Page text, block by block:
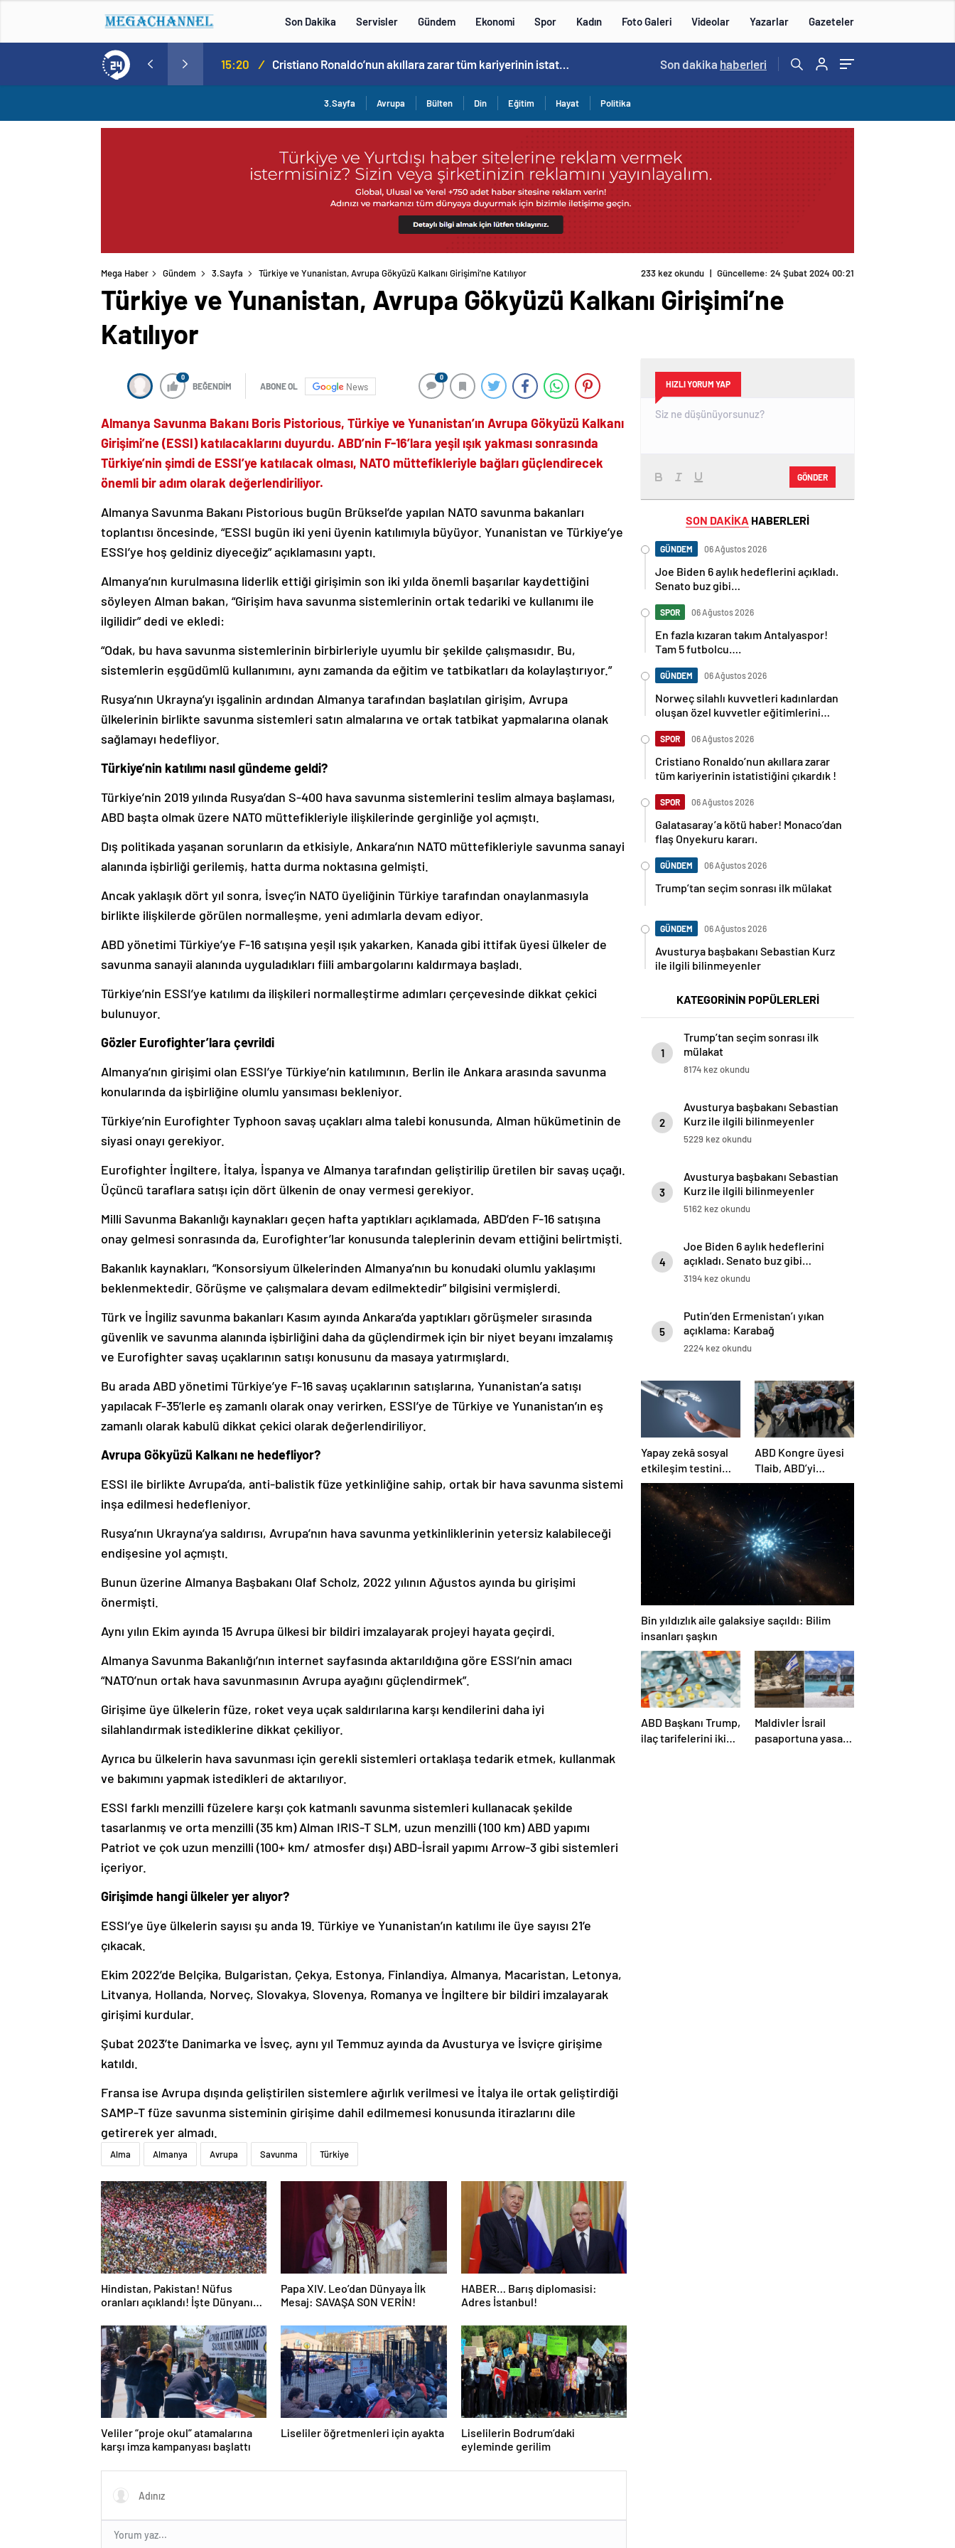
Son Dakika Servisler Gündem Ekonomi Spor Kadın Foto Galeri Videolar Yazarlar Gazeteler
Norweç silahlı kuvvetleri kadınlardan oluşan özel kuvvetler eğitimlerini başlattı. 15:20 / Cristiano Ronaldo’nun akıllara zarar tüm kariyerinin istatistiğini çıkardık ! 14:57 /
Son dakika haberleri
3.Sayfa Avrupa Bülten Din Eğitim Hayat Politika
Mega Haber Gündem 3.Sayfa Türkiye ve Yunanistan, Avrupa Gökyüzü Kalkanı Girişimi’ne Katılıyor 233 kez okundu | Güncelleme: 24 Şubat 2024 00:21
Türkiye ve Yunanistan, Avrupa Gökyüzü Kalkanı Girişimi’ne
Katılıyor
0
BEĞENDİM ABONE OL News
0
Almanya Savunma Bakanı Boris Pistorious, Türkiye ve Yunanistan’ın Avrupa Gökyüzü Kalkanı
Girişimi’ne (ESSI) katılacaklarını duyurdu. ABD’nin F-16’lara yeşil ışık yakması sonrasında
Türkiye’nin şimdi de ESSI’ye katılacak olması, NATO müttefikleriyle bağları güçlendirecek
önemli bir adım olarak değerlendiriliyor.
Almanya Savunma Bakanı Pistorious bugün Brüksel’de yapılan NATO savunma bakanları
toplantısı öncesinde, “ESSI bugün iki yeni üyenin katılımıyla büyüyor. Yunanistan ve Türkiye’ye
ESSI’ye hoş geldiniz diyeceğiz” açıklamasını yaptı.
Almanya’nın kurulmasına liderlik ettiği girişimin son iki yılda önemli başarılar kaydettiğini
söyleyen Alman bakan, “Girişim hava savunma sistemlerinin ortak tedariki ve kullanımı ile
ilgilidir” dedi ve ekledi:
“Odak, bu hava savunma sistemlerinin birbirleriyle uyumlu bir şekilde çalışmasıdır. Bu,
sistemlerin eşgüdümlü kullanımını, aynı zamanda da eğitim ve tatbikatları da kolaylaştırıyor.”
Rusya’nın Ukrayna’yı işgalinin ardından Almanya tarafından başlatılan girişim, Avrupa
ülkelerinin birlikte savunma sistemleri satın almalarına ve ortak tatbikat yapmalarına olanak
sağlamayı hedefliyor.
Türkiye’nin katılımı nasıl gündeme geldi?
Türkiye’nin 2019 yılında Rusya’dan S-400 hava savunma sistemlerini teslim almaya başlaması,
ABD başta olmak üzere NATO müttefikleriyle ilişkilerinde gerginliğe yol açmıştı.
Dış politikada yaşanan sorunların da etkisiyle, Ankara’nın NATO müttefikleriyle savunma sanayi
alanında işbirliği gerilemiş, hatta durma noktasına gelmişti.
Ancak yaklaşık dört yıl sonra, İsveç’in NATO üyeliğinin Türkiye tarafından onaylanmasıyla
birlikte ilişkilerde görülen normalleşme, yeni adımlarla devam ediyor.
ABD yönetimi Türkiye’ye F-16 satışına yeşil ışık yakarken, Kanada gibi ittifak üyesi ülkeler de
savunma sanayii alanında uyguladıkları fiili ambargolarını kaldırmaya başladı.
Türkiye’nin ESSI’ye katılımı da ilişkileri normalleştirme adımları çerçevesinde dikkat çekici
bulunuyor.
Gözler Eurofighter’lara çevrildi
Almanya’nın girişimi olan ESSI’ye Türkiye’nin katılımının, Berlin ile Ankara arasında savunma
konularında da işbirliğine olumlu yansıması bekleniyor.
Türkiye’nin Eurofighter Typhoon savaş uçakları alma talebi konusunda, Alman hükümetinin de
siyasi onayı gerekiyor.
Eurofighter İngiltere, İtalya, İspanya ve Almanya tarafından geliştirilip üretilen bir savaş uçağı.
Üçüncü taraflara satışı için dört ülkenin de onay vermesi gerekiyor.
Milli Savunma Bakanlığı kaynakları geçen hafta yaptıkları açıklamada, ABD’den F-16 satışına
onay gelmesi sonrasında da, Eurofighter’lar konusunda taleplerinin devam ettiğini belirtmişti.
Bakanlık kaynakları, “Konsorsiyum ülkelerinden Almanya’nın bu konudaki olumlu yaklaşımı
beklenmektedir. Görüşme ve çalışmalara devam edilmektedir” bilgisini vermişlerdi.
Türk ve İngiliz savunma bakanları Kasım ayında Ankara’da yaptıkları görüşmeler sırasında
güvenlik ve savunma alanında işbirliğini daha da güçlendirmek için bir niyet beyanı imzalamış
ve Eurofighter savaş uçaklarının satışı konusunu da masaya yatırmışlardı.
Bu arada ABD yönetimi Türkiye’ye F-16 savaş uçaklarının satışlarına, Yunanistan’a satışı
yapılacak F-35’lerle eş zamanlı olarak onay verirken, ESSI’ye de Türkiye ve Yunanistan’ın eş
zamanlı olarak kabulü dikkat çekici olarak değerlendiriliyor.
Avrupa Gökyüzü Kalkanı ne hedefliyor?
ESSI ile birlikte Avrupa’da, anti-balistik füze yetkinliğine sahip, ortak bir hava savunma sistemi
inşa edilmesi hedefleniyor.
Rusya’nın Ukrayna’ya saldırısı, Avrupa’nın hava savunma yetkinliklerinin yetersiz kalabileceği
endişesine yol açmıştı.
Bunun üzerine Almanya Başbakanı Olaf Scholz, 2022 yılının Ağustos ayında bu girişimi
önermişti.
Aynı yılın Ekim ayında 15 Avrupa ülkesi bir bildiri imzalayarak projeyi hayata geçirdi.
Almanya Savunma Bakanlığı’nın internet sayfasında aktarıldığına göre ESSI’nin amacı
“NATO’nun ortak hava savunmasının Avrupa ayağını güçlendirmek”.
Girişime üye ülkelerin füze, roket veya uçak saldırılarına karşı kendilerini daha iyi
silahlandırmak istediklerine dikkat çekiliyor.
Ayrıca bu ülkelerin hava savunması için gerekli sistemleri ortaklaşa tedarik etmek, kullanmak
ve bakımını yapmak istedikleri de aktarılıyor.
ESSI farklı menzilli füzelere karşı çok katmanlı savunma sistemleri kullanacak şekilde
tasarlanmış ve orta menzilli (35 km) Alman IRIS-T SLM, uzun menzilli (100 km) ABD yapımı
Patriot ve çok uzun menzilli (100+ km/ atmosfer dışı) ABD-İsrail yapımı Arrow-3 gibi sistemleri
içeriyor.
Girişimde hangi ülkeler yer alıyor?
ESSI’ye üye ülkelerin sayısı şu anda 19. Türkiye ve Yunanistan’ın katılımı ile üye sayısı 21’e
çıkacak.
Ekim 2022’de Belçika, Bulgaristan, Çekya, Estonya, Finlandiya, Almanya, Macaristan, Letonya,
Litvanya, Hollanda, Norveç, Slovakya, Slovenya, Romanya ve İngiltere bir bildiri imzalayarak
girişimi kurdular.
Şubat 2023’te Danimarka ve İsveç, aynı yıl Temmuz ayında da Avusturya ve İsviçre girişime
katıldı.
Fransa ise Avrupa dışında geliştirilen sistemlere ağırlık verilmesi ve İtalya ile ortak geliştirdiği
SAMP-T füze savunma sisteminin girişime dahil edilmemesi konusunda itirazlarını dile
getirerek yer almadı.
Alma Almanya Avrupa Savunma Türkiye
Hindistan, Pakistan! Nüfus
oranları açıklandı! İşte Dünyanın
haritası ülkeler!
Papa XIV. Leo’dan Dünyaya İlk
Mesaj: SAVAŞA SON VERİN!
HABER… Barış diplomasisi:
Adres İstanbul!
Veliler “proje okul” atamalarına
karşı imza kampanyası başlattı
Liseliler öğretmenleri için ayakta
Liselilerin Bodrum’daki
eyleminde gerilim
HIZLI YORUM YAP
GÖNDER
SON DAKİKA HABERLERİ
GÜNDEM 06 Ağustos 2026
Joe Biden 6 aylık hedeflerini açıkladı.
Senato buz gibi…
SPOR 06 Ağustos 2026
En fazla kızaran takım Antalyaspor!
Tam 5 futbolcu….
GÜNDEM 06 Ağustos 2026
Norweç silahlı kuvvetleri kadınlardan
oluşan özel kuvvetler eğitimlerini
SPOR 06 Ağustos 2026
Cristiano Ronaldo’nun akıllara zarar
tüm kariyerinin istatistiğini çıkardık !
SPOR 06 Ağustos 2026
Galatasaray’a kötü haber! Monaco’dan
flaş Onyekuru kararı.
GÜNDEM 06 Ağustos 2026
Trump’tan seçim sonrası ilk mülakat
GÜNDEM 06 Ağustos 2026
Avusturya başbakanı Sebastian Kurz
ile ilgili bilinmeyenler
KATEGORİNİN POPÜLERLERİ
1
Trump’tan seçim sonrası ilk
mülakat
8174 kez okundu
2
Avusturya başbakanı Sebastian
Kurz ile ilgili bilinmeyenler
5229 kez okundu
3
Avusturya başbakanı Sebastian
Kurz ile ilgili bilinmeyenler
5162 kez okundu
4
Joe Biden 6 aylık hedeflerini
açıkladı. Senato buz gibi…
3194 kez okundu
5
Putin’den Ermenistan’ı yıkan
açıklama: Karabağ
Azerbaycan’ın ayrılmaz bir
2224 kez okundu
Yapay zekâ sosyal
etkileşim testini
geçemedi
ABD Kongre üyesi
Tlaib, ABD’yi
Filistin’deki
“soykırımda suç
ortağı” olmakla
itham etti
Bin yıldızlık aile galaksiye saçıldı: Bilim
insanları şaşkın
ABD Başkanı Trump,
ilaç tarifelerini iki
Maldivler İsrail
pasaportuna yasak